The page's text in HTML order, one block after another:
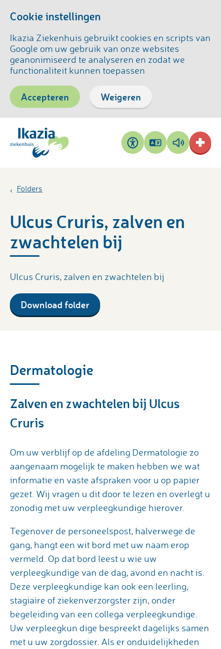
Cookie instellingen
Ikazia Ziekenhuis gebruikt cookies en scripts van
Google om uw gebruik van onze websites
geanonimiseerd te analyseren en zodat we
functionaliteit kunnen toepassen
Accepteren Weigeren
Toegankelijkheid
Pagina
vertalen
Pagina
voorlezen
Folders
Ulcus Cruris, zalven en
zwachtelen bij
Ulcus Cruris, zalven en zwachtelen bij
Download folder
Dermatologie
Zalven en zwachtelen bij Ulcus
Cruris
Om uw verblijf op de afdeling Dermatologie zo
aangenaam mogelijk te maken hebben we wat
informatie en vaste afspraken voor u op papier
gezet. Wij vragen u dit door te lezen en overlegt u
zonodig met uw verpleegkundige hierover.
Tegenover de personeelspost, halverwege de
gang, hangt een wit bord met uw naam erop
vermeld. Op dat bord leest u wie uw
verpleegkundige van de dag, avond en nacht is.
Deze verpleegkundige kan ook een leerling,
stagiaire of ziekenverzorgster zijn, onder
begeleiding van een collega verpleegkundige.
Uw verpleegkun dige bespreekt dagelijks samen
met u uw zorgdossier. Als er onduidelijkheden